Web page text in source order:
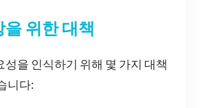
위한 대책
성을 인식하기 위해 몇 가지 대책
니다: